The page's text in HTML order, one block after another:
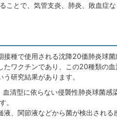
ことで、気管支炎、肺炎、敗血症
種で使用される沈降20価肺炎球
たワクチンであり、この20種類の
研究結果があります。
清型に依らない侵襲性肺炎球菌感
。
、関節液などから菌が検出される